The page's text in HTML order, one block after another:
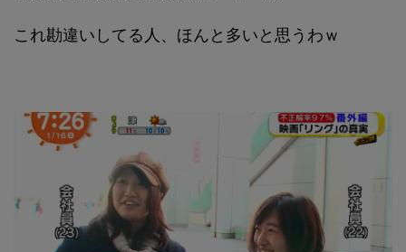
これ勘違いしてる人、ほんと多いと思うわｗ